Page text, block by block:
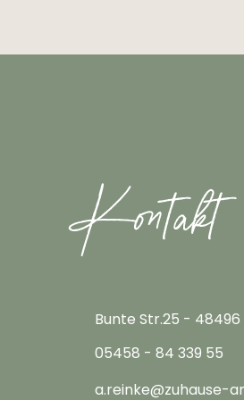
Kontakt
Bunte Str.25 -
05458 - 84 339 55
a.reinke@zuhause-